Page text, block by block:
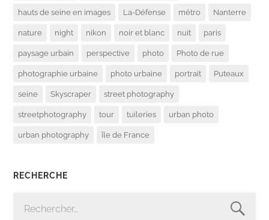
hauts de seine en images La-Défense métro Nanterre
nature night nikon noir et blanc nuit paris
paysage urbain perspective photo Photo de rue
photographie urbaine photo urbaine portrait Puteaux
seine Skyscraper street photography
streetphotography tour tuileries urban photo
urban photography île de France
RECHERCHE